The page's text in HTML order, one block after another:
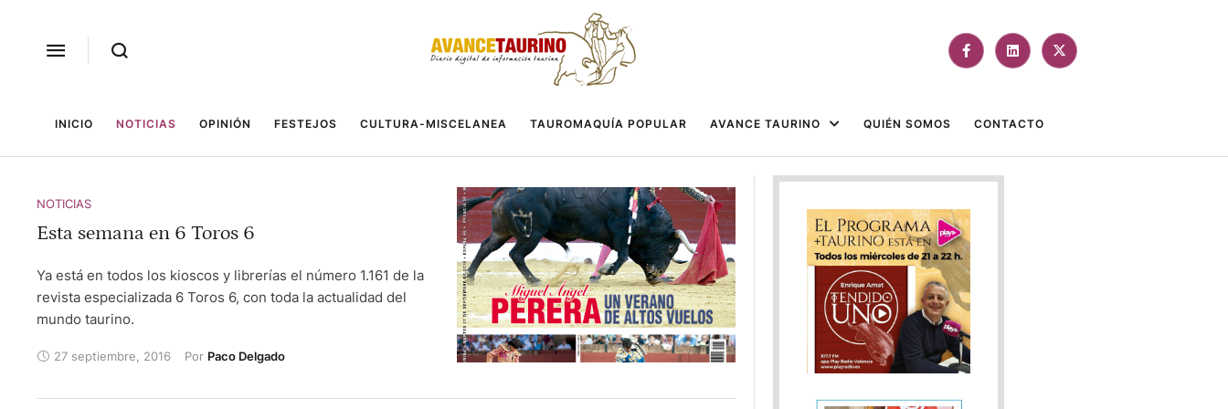
INICIO NOTICIAS OPINIÓN FESTEJOS CULTURA-MISCELANEA TAUROMAQUÍA POPULAR AVANCE TAURINO QUIÉN SOMOS CONTACTO
NOTICIAS
Esta semana en 6 Toros 6
Ya está en todos los kioscos y librerías el número 1.161 de la
revista especializada 6 Toros 6, con toda la actualidad del
mundo taurino.
27 septiembre, 2016 Por Paco Delgado